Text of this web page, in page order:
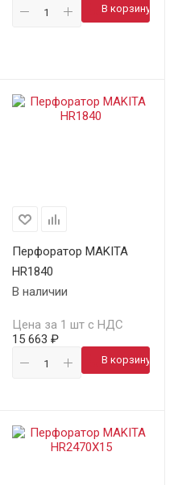
В корзину
Перфоратор MAKITA
HR1840
В наличии
Цена за 1 шт с НДС
15 663 ₽
В корзину